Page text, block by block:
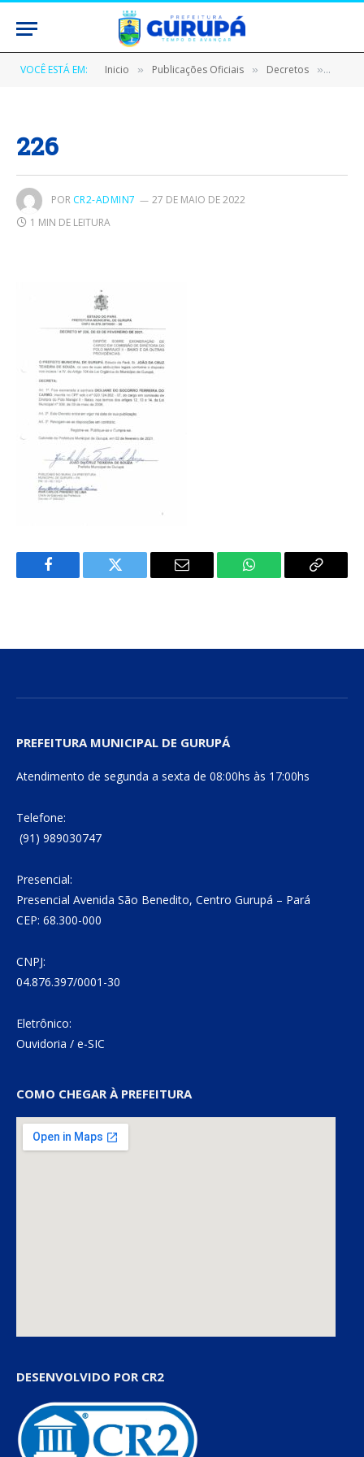
VOCÊ ESTÁ EM: Inicio » Publicações Oficiais » Decretos »
226
POR CR2-ADMIN7
27 DE MAIO DE 2022
1 MIN DE LEITURA
Facebook Twitter
E-
WhatsApp Copiar
PREFEITURA MUNICIPAL DE GURUPÁ
Atendimento de segunda a sexta de 08:00hs às 17:00hs
Telefone:
(91) 989030747
Presencial:
Presencial Avenida São Benedito, Centro Gurupá – Pará
CEP: 68.300-000
CNPJ:
04.876.397/0001-30
Eletrônico:
Ouvidoria / e-SIC
COMO CHEGAR À PREFEITURA
DESENVOLVIDO POR CR2